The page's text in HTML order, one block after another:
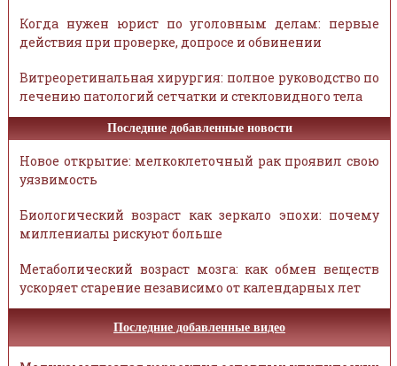
Когда нужен юрист по уголовным делам: первые
действия при проверке, допросе и обвинении
Витреоретинальная хирургия: полное руководство по
лечению патологий сетчатки и стекловидного тела
Последние добавленные новости
Новое открытие: мелкоклеточный рак проявил свою
уязвимость
Биологический возраст как зеркало эпохи: почему
миллениалы рискуют больше
Метаболический возраст мозга: как обмен веществ
ускоряет старение независимо от календарных лет
Последние добавленные видео